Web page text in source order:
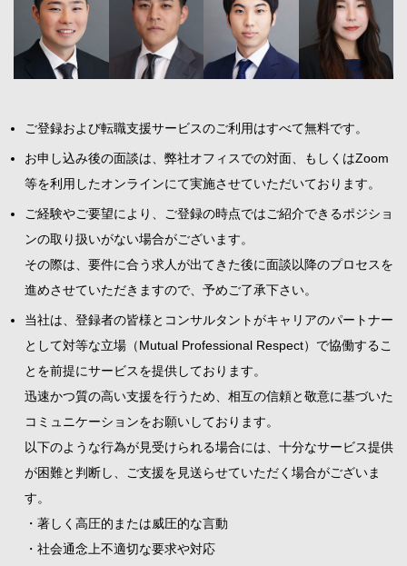
ご登録および転職支援サービスのご利用はすべて無料です。
お申し込み後の面談は、弊社オフィスでの対面、もしくはZoom
等を利用したオンラインにて実施させていただいております。
ご経験やご要望により、ご登録の時点ではご紹介できるポジショ
ンの取り扱いがない場合がございます。
その際は、要件に合う求人が出てきた後に面談以降のプロセスを
進めさせていただきますので、予めご了承下さい。
当社は、登録者の皆様とコンサルタントがキャリアのパートナー
として対等な立場（Mutual Professional Respect）で協働するこ
とを前提にサービスを提供しております。
迅速かつ質の高い支援を行うため、相互の信頼と敬意に基づいた
コミュニケーションをお願いしております。
以下のような行為が見受けられる場合には、十分なサービス提供
が困難と判断し、ご支援を見送らせていただく場合がございま
す。
・著しく高圧的または威圧的な言動
・社会通念上不適切な要求や対応